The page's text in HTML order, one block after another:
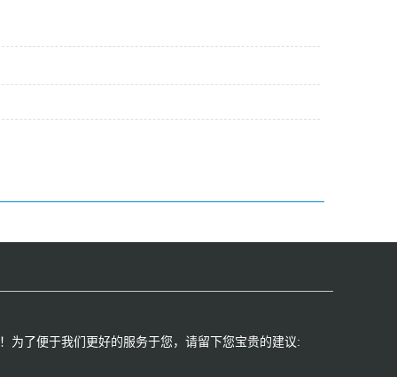
为了便于我们更好的服务于您，请留下您宝贵的建议:​